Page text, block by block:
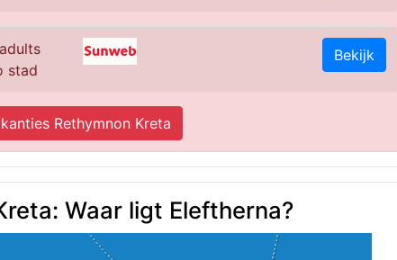
stad
Bekijk
Rethymnon Kreta
Waar ligt Eleftherna?